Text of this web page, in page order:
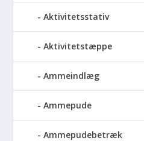
Aktivitetsstativ
Aktivitetstæppe
Ammeindlæg
Ammepude
Ammepudebetræk